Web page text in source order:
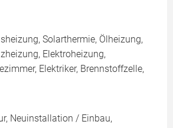
Solarthermie, Ölheizung,
Elektroheizung,
Elektriker, Brennstoffzelle,
Neuinstallation / Einbau,